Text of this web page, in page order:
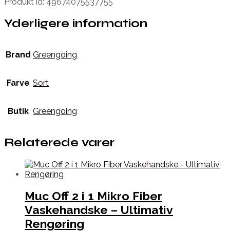
Yderligere information
Brand Greengoing
Farve Sort
Butik Greengoing
Relaterede varer
Muc Off 2 i 1 Mikro Fiber
Vaskehandske – Ultimativ
Rengøring